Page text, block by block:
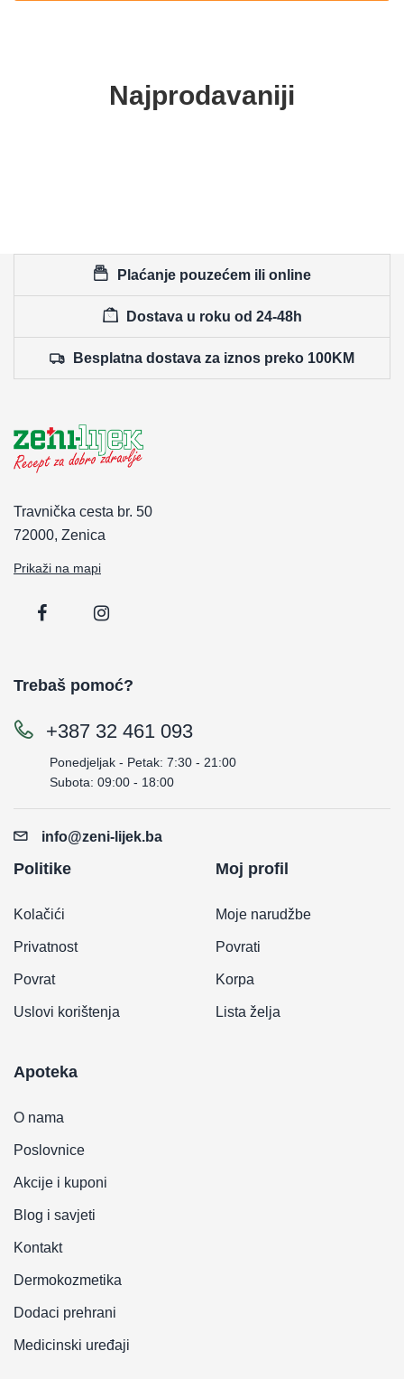
Najprodavaniji
Plaćanje pouzećem ili online
Dostava u roku od 24-48h
Besplatna dostava za iznos preko 100KM
Travnička cesta br. 50
72000, Zenica
Prikaži na mapi
Trebaš pomoć?
+387 32 461 093
Ponedjeljak - Petak: 7:30 - 21:00
Subota: 09:00 - 18:00
info@zeni-lijek.ba
Politike
Kolačići
Privatnost
Povrat
Uslovi korištenja
Moj profil
Moje narudžbe
Povrati
Korpa
Lista želja
Apoteka
O nama
Poslovnice
Akcije i kuponi
Blog i savjeti
Kontakt
Dermokozmetika
Dodaci prehrani
Medicinski uređaji